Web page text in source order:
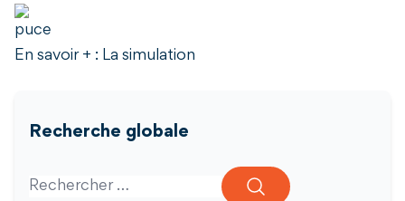
En savoir + : La simulation
Recherche globale
Search for: